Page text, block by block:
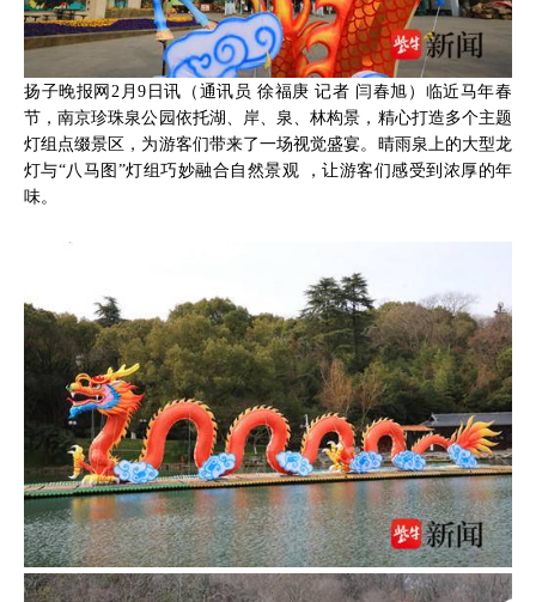
扬子晚报网2月9日讯（通讯员 徐福庚 记者 闫春旭）临近马年春
节，南京珍珠泉公园依托湖、岸、泉、林构景，精心打造多个主题
灯组点缀景区，为游客们带来了一场视觉盛宴。晴雨泉上的大型龙
灯与“八马图”灯组巧妙融合自然景观 ，让游客们感受到浓厚的年
味。